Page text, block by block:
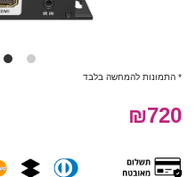
* התמונות להמחשה בלבד
₪720